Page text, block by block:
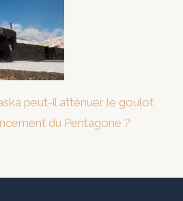
peut-il atténuer le goulot
du Pentagone ?